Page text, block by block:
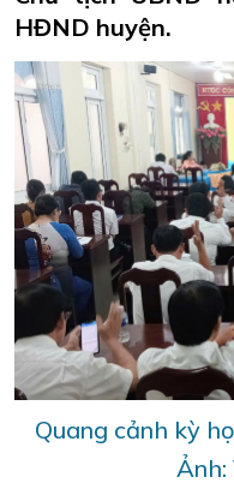
HĐND huyện.
Quang cảnh kỳ
Ảnh: